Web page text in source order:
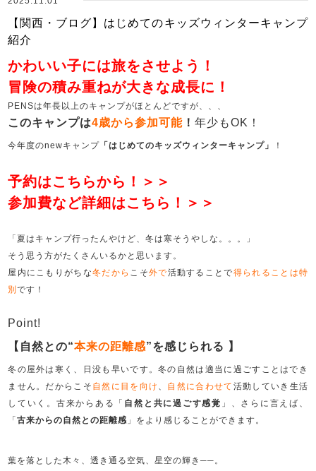
【関西・ブログ】はじめてのキッズウィンターキャンプ
紹介
かわいい子には旅をさせよう！
冒険の積み重ねが大きな成長に！
PENSは年長以上のキャンプがほとんどですが、、、
このキャンプは4歳から参加可能 ！年少もOK！
今年度のnewキャンプ 「はじめてのキッズウィンターキャンプ」 ！
予約はこちらから！＞＞
参加費など詳細はこちら！＞＞
「夏はキャンプ行ったんやけど、冬は寒そうやしな。。。」
そう思う方がたくさんいるかと思います。
屋内にこもりがちな冬だから こそ外で活動することで得られることは特
別です！
Point!
【 自然との“本来の距離感”を感じられる 】
冬の屋外は寒く、日没も早いです。冬の自然は適当に過ごすことはでき
ません。だからこそ 自然に目を向け 、 自然に合わせて 活動していき生活
していく。古来からある「 自然と共に過ごす感覚 」、さらに言えば、
「古来からの自然との距離感 」をより感じることができます。
葉を落とした木々、透き通る空気、星空の輝き──。